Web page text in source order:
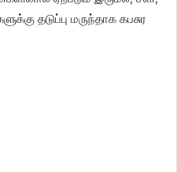
தடுப்பு மருந்தாக கபசுர